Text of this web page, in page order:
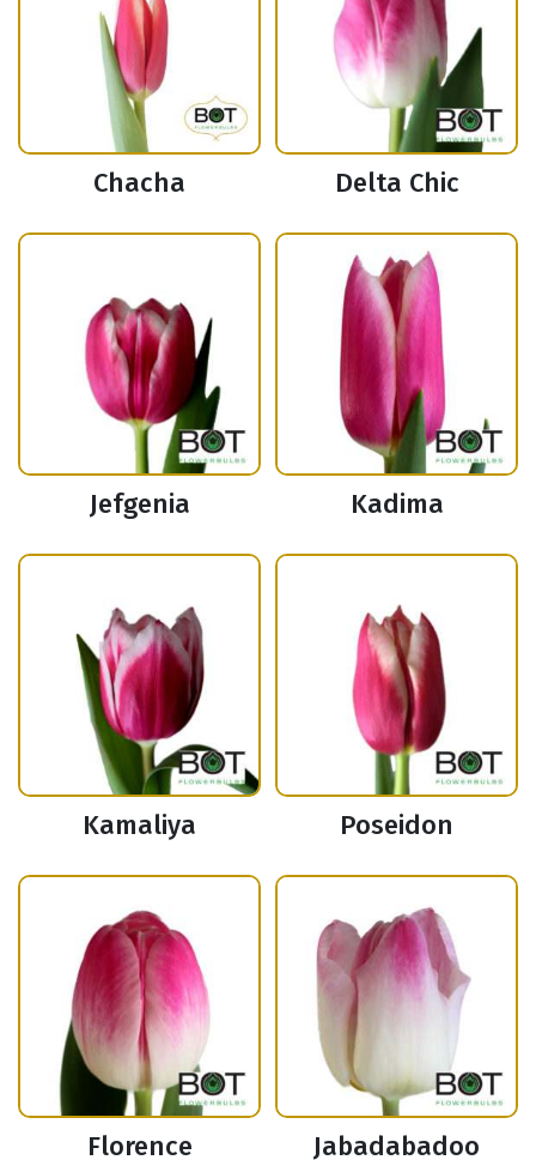
Chacha Delta Chic
Jefgenia Kadima
Kamaliya Poseidon
Florence Jabadabadoo